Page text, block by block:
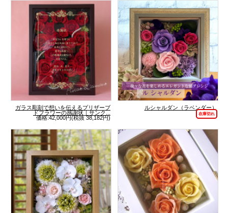
ガラス彫刻で想いを伝えるプリザーブ
ドフラワーの感謝状｜サンク...
価格:42,000円(税抜 38,182円)
ルシャルダン（ラベンダー）
在庫切れ